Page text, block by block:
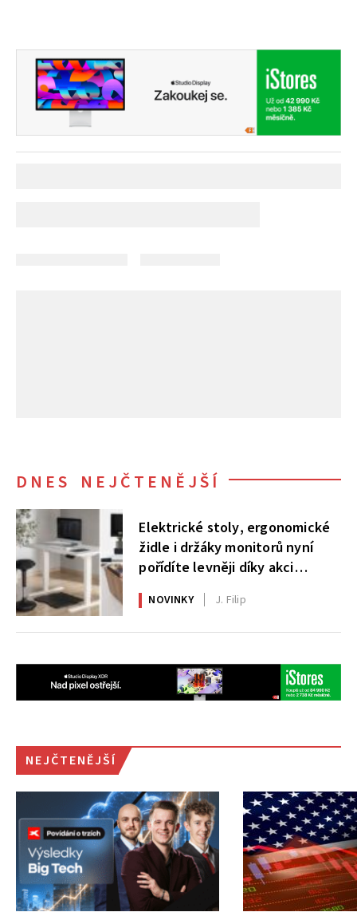
DNES NEJČTENĚJŠÍ
Elektrické stoly, ergonomické
židle i držáky monitorů nyní
pořídíte levněji díky akci
AlzaErgo
NOVINKY J. Filip
NEJČTENĚJŠÍ